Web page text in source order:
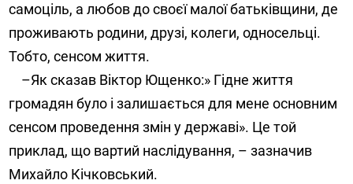
самоціль, а любов до своєї малої батьківщини, де
проживають родини, друзі, колеги, односельці.
Тобто, сенсом життя.
–Як сказав Віктор Ющенко:» Гідне життя
громадян було і залишається для мене основним
сенсом проведення змін у державі». Це той
приклад, що вартий наслідування, – зазначив
Михайло Кічковський.